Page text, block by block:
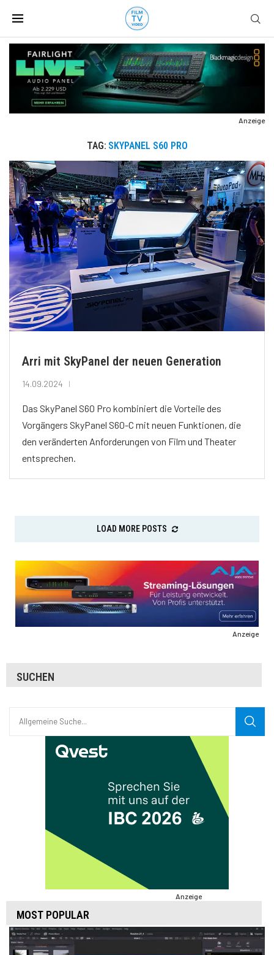
Anzeige
TAG: SKYPANEL S60 PRO
Arri mit SkyPanel der neuen Generation
14.09.2024
Das SkyPanel S60 Pro kombiniert die Vorteile des
Vorgängers SkyPanel S60-C mit neuen Funktionen, die
den veränderten Anforderungen von Film und Theater
entsprechen.
LOAD MORE POSTS
Anzeige
SUCHEN
Anzeige
MOST POPULAR